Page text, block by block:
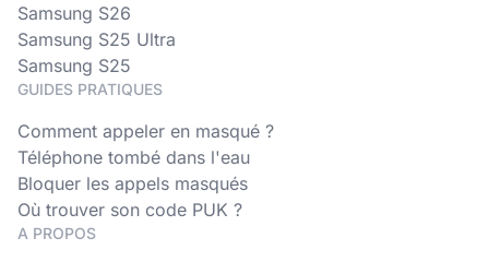
Samsung S26
Samsung S25 Ultra
Samsung S25
GUIDES PRATIQUES
Comment appeler en masqué ?
Téléphone tombé dans l'eau
Bloquer les appels masqués
Où trouver son code PUK ?
A PROPOS